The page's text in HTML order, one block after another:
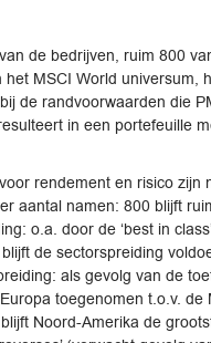
de bedrijven, ruim 800
MSCI World universum,
de randvoorwaarden die
in een portefeuille
rendement en risico zijn
aantal namen: 800 blijft
o.a. door de ‘best in
de sectorspreiding
als gevolg van de
toegenomen t.o.v. de
Noord-Amerika de